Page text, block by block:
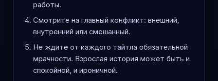
работы.
Смотрите на главный конфликт: внешний,
внутренний или смешанный.
Не ждите от каждого тайтла обязательной
мрачности. Взрослая история может быть и
спокойной, и ироничной.